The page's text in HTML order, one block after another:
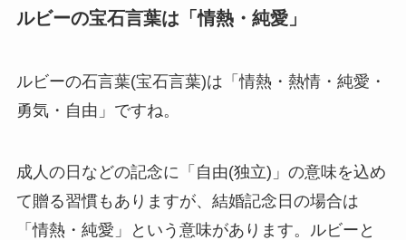
ルビーの宝石言葉は「情熱・純愛」
ルビーの石言葉(宝石言葉)は「情熱・熱情・純愛・
勇気・自由」ですね。
成人の日などの記念に「自由(独立)」の意味を込め
て贈る習慣もありますが、結婚記念日の場合は
「情熱・純愛」という意味があります。ルビーと